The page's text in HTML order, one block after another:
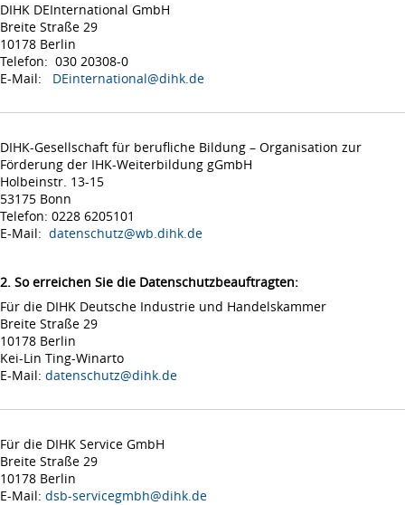
DIHK DEInternational GmbH
Breite Straße 29
10178 Berlin
Telefon: 030 20308-0
E-Mail: DEinternational@dihk.de
DIHK-Gesellschaft für berufliche Bildung – Organisation zur
Förderung der IHK-Weiterbildung gGmbH
Holbeinstr. 13-15
53175 Bonn
Telefon: 0228 6205101
E-Mail: datenschutz@wb.dihk.de
2. So erreichen Sie die Datenschutzbeauftragten:
Für die DIHK Deutsche Industrie und Handelskammer
Breite Straße 29
10178 Berlin
Kei-Lin Ting-Winarto
E-Mail: datenschutz@dihk.de
Für die DIHK Service GmbH
Breite Straße 29
10178 Berlin
E-Mail: dsb-servicegmbh@dihk.de